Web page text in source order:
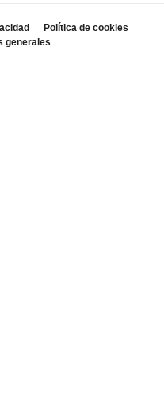
Política de cookies
generales